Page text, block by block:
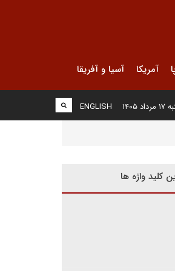
آمریکا آسیا و آفریقا
ENGLISH ۱۴۰۵
کلید واژه ها